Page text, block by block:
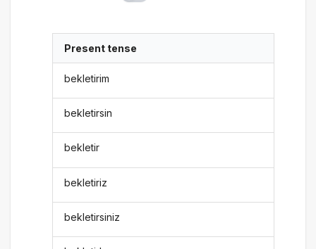
Present tense
bekletirim
bekletirsin
bekletir
bekletiriz
bekletirsiniz